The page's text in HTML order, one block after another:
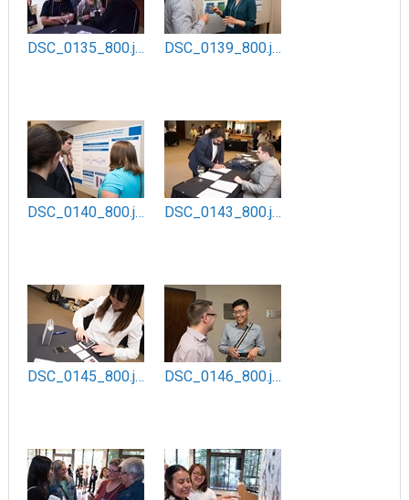
DSC_0135_800.jpg DSC_0139_800.jpg
DSC_0140_800.jpg DSC_0143_800.jpg
DSC_0145_800.jpg DSC_0146_800.jpg